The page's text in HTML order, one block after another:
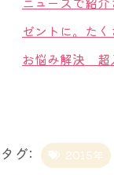
ゼントに。た
お悩み解決 超
タグ: 2015年